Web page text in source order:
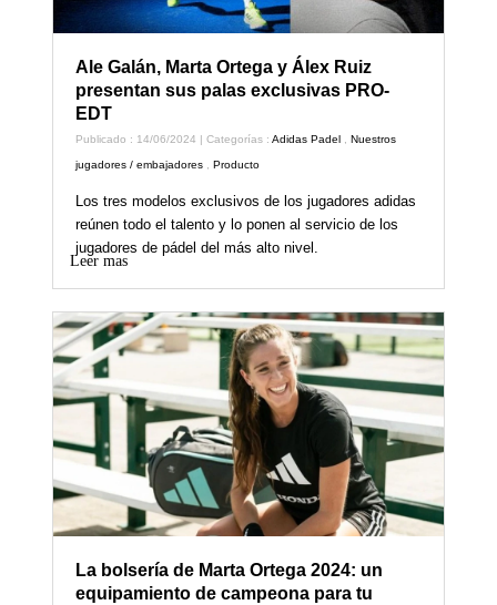
Ale Galán, Marta Ortega y Álex Ruiz
presentan sus palas exclusivas PRO-
EDT
Publicado : 14/06/2024 | Categorías :Adidas Padel ,Nuestros
jugadores / embajadores ,Producto
Los tres modelos exclusivos de los jugadores adidas
reúnen todo el talento y lo ponen al servicio de los
jugadores de pádel del más alto nivel.
Leer mas
La bolsería de Marta Ortega 2024: un
equipamiento de campeona para tu